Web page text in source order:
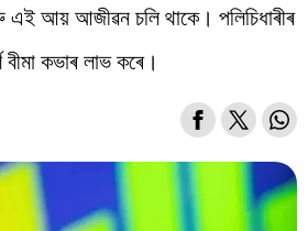
এই আয় আজীৱন চলি থাকে। পলিচিধাৰীৰ
বীমা কভাৰ লাভ কৰে।